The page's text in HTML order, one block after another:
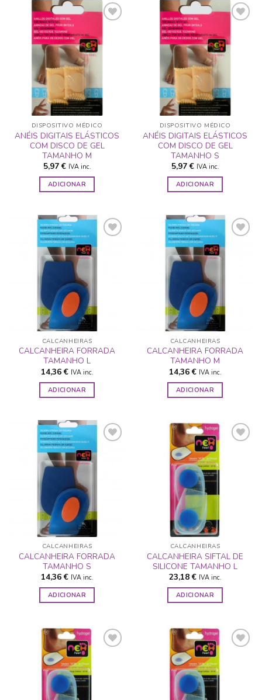
ADICIONAR
A LISTA DE
DESEJOS
DISPOSITIVO MÉDICO
ANÉIS DIGITAIS ELÁSTICOS
COM DISCO DE GEL
TAMANHO M
5,97€ IVA inc.
ADICIONAR
ADICIONAR
A LISTA DE
DESEJOS
DISPOSITIVO MÉDICO
ANÉIS DIGITAIS ELÁSTICOS
COM DISCO DE GEL
TAMANHO S
5,97€ IVA inc.
ADICIONAR
ADICIONAR
A LISTA DE
DESEJOS
CALCANHEIRAS
CALCANHEIRA FORRADA
TAMANHO L
14,36€ IVA inc.
ADICIONAR
ADICIONAR
A LISTA DE
DESEJOS
CALCANHEIRAS
CALCANHEIRA FORRADA
TAMANHO M
14,36€ IVA inc.
ADICIONAR
ADICIONAR
A LISTA DE
DESEJOS
CALCANHEIRAS
CALCANHEIRA FORRADA
TAMANHO S
14,36€ IVA inc.
ADICIONAR
ADICIONAR
A LISTA DE
DESEJOS
CALCANHEIRAS
CALCANHEIRA SIFTAL DE
SILICONE TAMANHO L
23,18€ IVA inc.
ADICIONAR
ADICIONAR
A LISTA DE
DESEJOS
ADICIONAR
A LISTA DE
DESEJOS